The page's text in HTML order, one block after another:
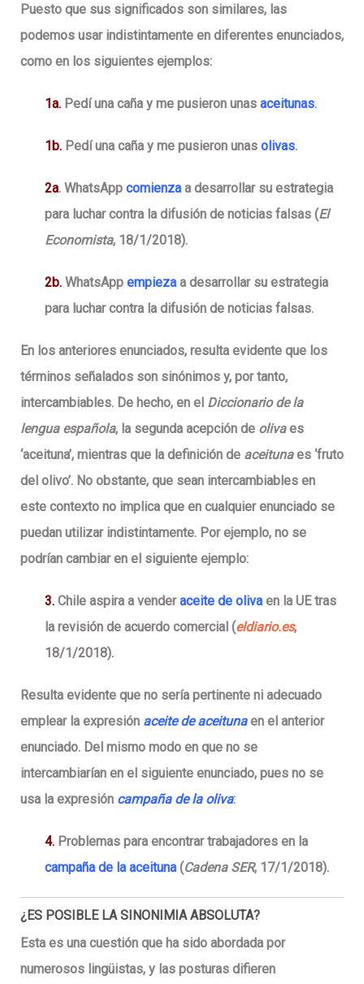
Puesto que sus significados son similares, las
podemos usar indistintamente en diferentes enunciados,
como en los siguientes ejemplos:
1a. Pedí una caña y me pusieron unas aceitunas.
1b. Pedí una caña y me pusieron unas olivas.
2a. WhatsApp comienza a desarrollar su estrategia
para luchar contra la difusión de noticias falsas (El
Economista, 18/1/2018).
2b. WhatsApp empieza a desarrollar su estrategia
para luchar contra la difusión de noticias falsas.
En los anteriores enunciados, resulta evidente que los
términos señalados son sinónimos y, por tanto,
intercambiables. De hecho, en el Diccionario de la
lengua española, la segunda acepción de olivaes
‘aceituna’, mientras que la definición de aceitunaes ‘fruto
del olivo’. No obstante, que sean intercambiables en
este contexto no implica que en cualquier enunciado se
puedan utilizar indistintamente. Por ejemplo, no se
podrían cambiar en el siguiente ejemplo:
3. Chile aspira a venderaceite de oliva en la UE tras
la revisión de acuerdo comercial (eldiario.es,
18/1/2018).
Resulta evidente que no sería pertinente ni adecuado
emplear la expresión aceite de aceitunaen el anterior
enunciado. Del mismo modo en que no se
intercambiarían en el siguiente enunciado, pues no se
usa la expresión campaña de la oliva:
4. Problemas para encontrar trabajadores en la
campaña de la aceituna (Cadena SER, 17/1/2018).
¿ES POSIBLE LA SINONIMIA ABSOLUTA?
Esta es una cuestión que ha sido abordada por
numerosos lingüistas, y las posturas difieren